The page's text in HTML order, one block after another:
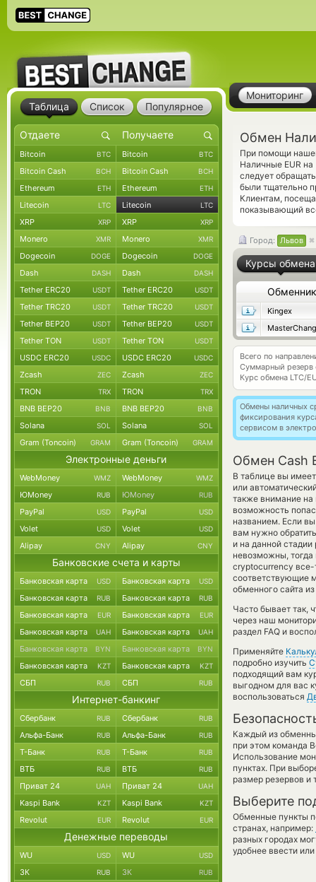
Мониторинг
Обмен
При помощи
Наличные EUR
следует
были тщательно
Клиентам,
показывающий
Город: Львов
Курсы обмена
Обменник
Kingex
Всего по
Суммарный резерв
Курс обмена LTC/
Обмены наличных
фиксирования
сервисом в
Обмен Cash
В таблице вы
или
также внимание на
возможность
названием. Если
вам нужно
и на данной
невозможны,
cryptocurrency
соответствующие
обменного сайта
Часто бывает так,
через наш
раздел FAQ и
Применяйте
подробно изучить
подходящий вам
выгодном для вас
воспользоваться
Каждый из
при этом команда
Использование
пунктах. При
размер резервов и
Выберите
Обменные пункты
странах, например:
разных городах
удобнее ввести
Таблица Список Популярное
Bitcoin BTC Bitcoin BTC
Bitcoin Cash BCH Bitcoin Cash BCH
Ethereum ETH Ethereum ETH
Litecoin LTC Litecoin LTC
XRP XRP XRP XRP
Monero XMR Monero XMR
Dogecoin DOGE Dogecoin DOGE
Dash DASH Dash DASH
Tether ERC20 USDT Tether ERC20 USDT
Tether TRC20 USDT Tether TRC20 USDT
Tether BEP20 USDT Tether BEP20 USDT
Tether TON USDT Tether TON USDT
USDC ERC20 USDC USDC ERC20 USDC
Zcash ZEC Zcash ZEC
TRON TRX TRON TRX
BNB BEP20 BNB BNB BEP20 BNB
Solana SOL Solana SOL
Gram (Toncoin) GRAM Gram (Toncoin) GRAM
Электронные деньги
WebMoney WMZ WebMoney WMZ
ЮMoney RUB ЮMoney RUB
PayPal USD PayPal USD
Volet USD Volet USD
Alipay CNY Alipay CNY
Банковские счета и карты
Банковская карта USD Банковская карта USD
Банковская карта RUB Банковская карта RUB
Банковская карта EUR Банковская карта EUR
Банковская карта UAH Банковская карта UAH
Банковская карта BYN Банковская карта BYN
Банковская карта KZT Банковская карта KZT
СБП RUB СБП RUB
Интернет-банкинг
Сбербанк RUB Сбербанк RUB
Альфа-Банк RUB Альфа-Банк RUB
Т-Банк RUB Т-Банк RUB
ВТБ RUB ВТБ RUB
Приват 24 UAH Приват 24 UAH
Kaspi Bank KZT Kaspi Bank KZT
Revolut EUR Revolut EUR
Денежные переводы
WU USD WU USD
ЗК RUB ЗК RUB